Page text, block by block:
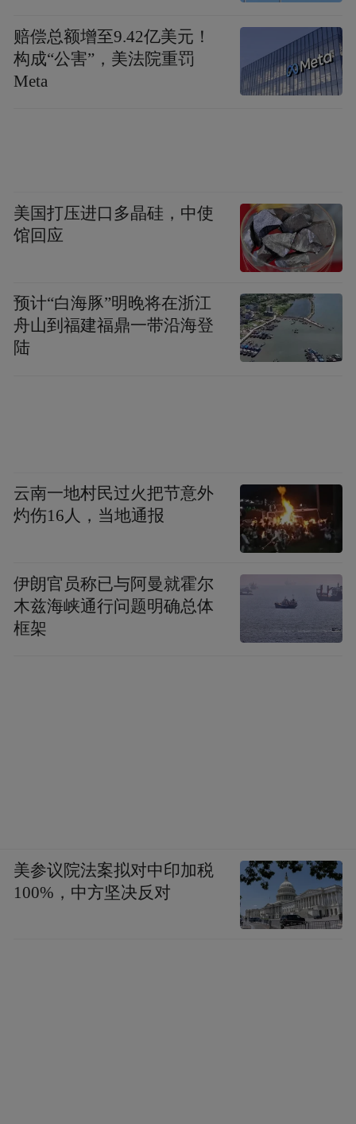
赔偿总额增至9.42亿美元！
构成“公害”，美法院重罚
Meta
美国打压进口多晶硅，中使
馆回应
预计“白海豚”明晚将在浙江
舟山到福建福鼎一带沿海登
陆
云南一地村民过火把节意外
灼伤16人，当地通报
伊朗官员称已与阿曼就霍尔
木兹海峡通行问题明确总体
框架
美参议院法案拟对中印加税
100%，中方坚决反对